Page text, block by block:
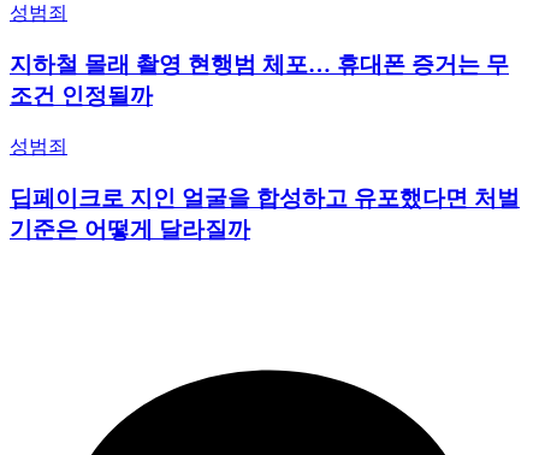
성범죄
지하철 몰래 촬영 현행범 체포… 휴대폰 증거는 무
조건 인정될까
성범죄
딥페이크로 지인 얼굴을 합성하고 유포했다면 처벌
기준은 어떻게 달라질까